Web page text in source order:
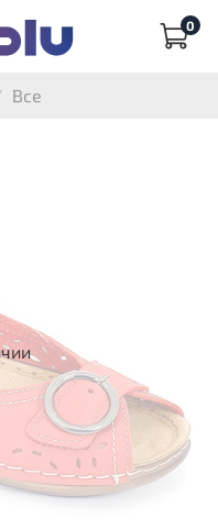
0
Все